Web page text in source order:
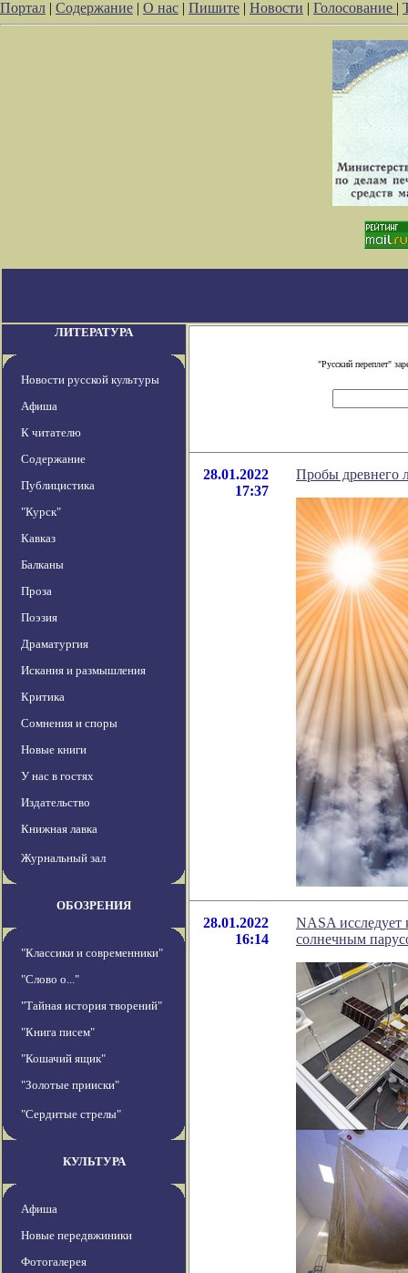
Портал | Содержание | О нас | Пишите | Новости | Голосование |
ЛИТЕРАТУРА
Новости русской культуры
Афиша
К читателю
Содержание
Публицистика
"Курск"
Кавказ
Балканы
Проза
Поэзия
Драматургия
Искания и размышления
Критика
Сомнения и споры
Новые книги
У нас в гостях
Издательство
Книжная лавка
Журнальный зал
ОБОЗРЕНИЯ
"Классики и современники"
"Слово о..."
"Тайная история творений"
"Книга писем"
"Кошачий ящик"
"Золотые прииски"
"Сердитые стрелы"
КУЛЬТУРА
Афиша
Новые передвжиники
Фотогалерея
"Русский переплет"
28.01.2022
17:37
Пробы древнего
28.01.2022
16:14
NASA
солнечным